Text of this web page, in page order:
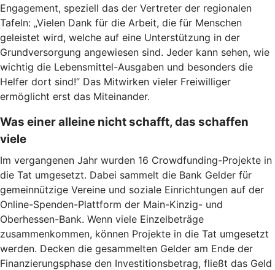
Engagement, speziell das der Vertreter der regionalen
Tafeln: „Vielen Dank für die Arbeit, die für Menschen
geleistet wird, welche auf eine Unterstützung in der
Grundversorgung angewiesen sind. Jeder kann sehen, wie
wichtig die Lebensmittel-Ausgaben und besonders die
Helfer dort sind!“ Das Mitwirken vieler Freiwilliger
ermöglicht erst das Miteinander.
Was einer alleine nicht schafft, das schaffen
viele
Im vergangenen Jahr wurden 16 Crowdfunding-Projekte in
die Tat umgesetzt. Dabei sammelt die Bank Gelder für
gemeinnützige Vereine und soziale Einrichtungen auf der
Online-Spenden-Plattform der Main-Kinzig- und
Oberhessen-Bank. Wenn viele Einzelbeträge
zusammenkommen, können Projekte in die Tat umgesetzt
werden. Decken die gesammelten Gelder am Ende der
Finanzierungsphase den Investitionsbetrag, fließt das Geld